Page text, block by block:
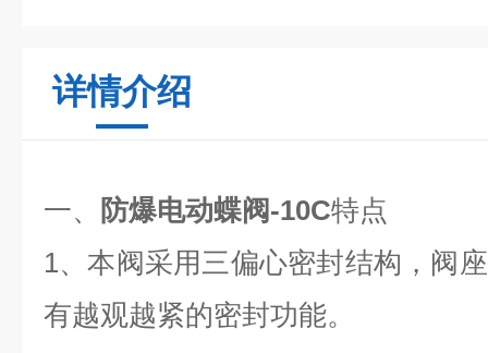
详情介绍
一、 防爆电动蝶阀-10C特点
1、本阀采用三偏心密封结构，阀
有越观越紧的密封功能。